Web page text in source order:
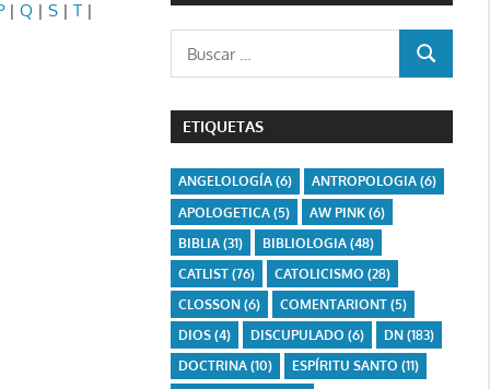
|Q |S |T |
BUSCAR
ETIQUETAS
ANGELOLOGÍA(6) ANTROPOLOGIA(6)
APOLOGETICA(5) AW PINK(6)
BIBLIA(31) BIBLIOLOGIA(48)
CATLIST(76) CATOLICISMO (28)
CLOSSON(6) COMENTARIONT(5)
DIOS(4) DISCUPULADO (6) DN(183)
DOCTRINA(10) ESPÍRITU SANTO (11)